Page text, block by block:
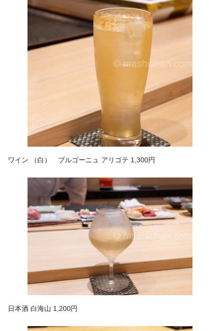
ワイン （白） ブルゴーニュ アリゴテ 1,300円
日本酒 白海山 1,200円